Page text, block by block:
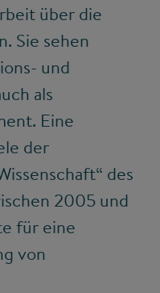
über die
Sie sehen
und
als
Eine
der
des
2005 und
für eine
von